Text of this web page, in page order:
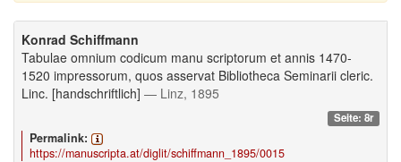
Konrad Schiffmann
Tabulae omnium codicum manu scriptorum et annis 1470-
1520 impressorum, quos asservat Bibliotheca Seminarii cleric.
Linc. [handschriftlich] — Linz, 1895
Seite: 8r
Permalink:
https://manuscripta.at/diglit/schiffmann_1895/0015